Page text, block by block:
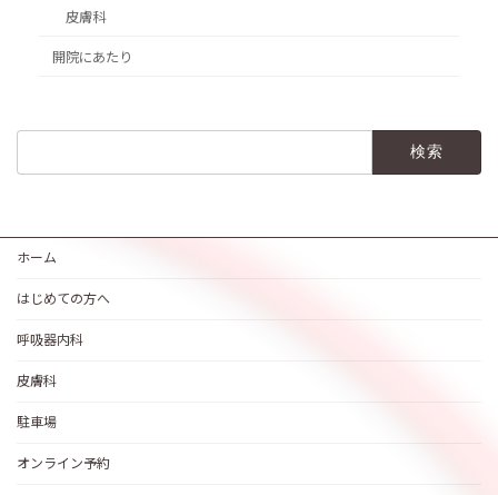
皮膚科
開院にあたり
ホーム
はじめての方へ
呼吸器内科
皮膚科
駐車場
オンライン予約